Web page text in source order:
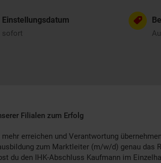
Einstellungsdatum
sofort
Filialen zum Erfolg
erreichen und Verantwortung
zum Marktleiter (m/w/d) genau das
du den IHK-Abschluss Kaufmann im